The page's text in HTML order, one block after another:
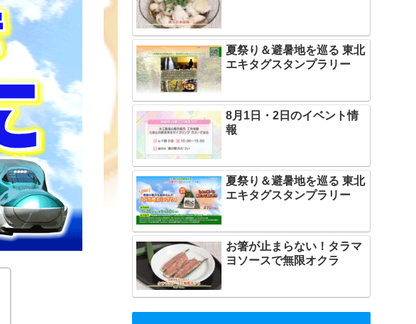
夏祭り＆避暑地を巡る 東北
エキタグスタンプラリー
8月1日・2日のイベント情
報
夏祭り＆避暑地を巡る 東北
エキタグスタンプラリー
お箸が止まらない！タラマ
ヨソースで無限オクラ